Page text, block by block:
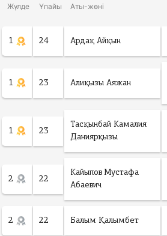
Жүлде Ұпайы Аты-жөні
1 24 Ардақ Айқын
1 23 Алиқызы Аяжан
1 23
Тасқынбай Камалия
Даниярқызы
2 22
Кайыпов Мустафа
Абаевич
2 22 Балым Қалымбет